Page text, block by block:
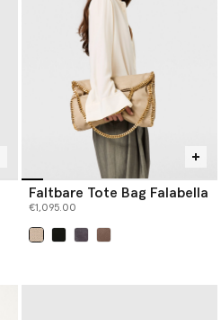
Faltbare Tote Bag Falabella
€1,095.00